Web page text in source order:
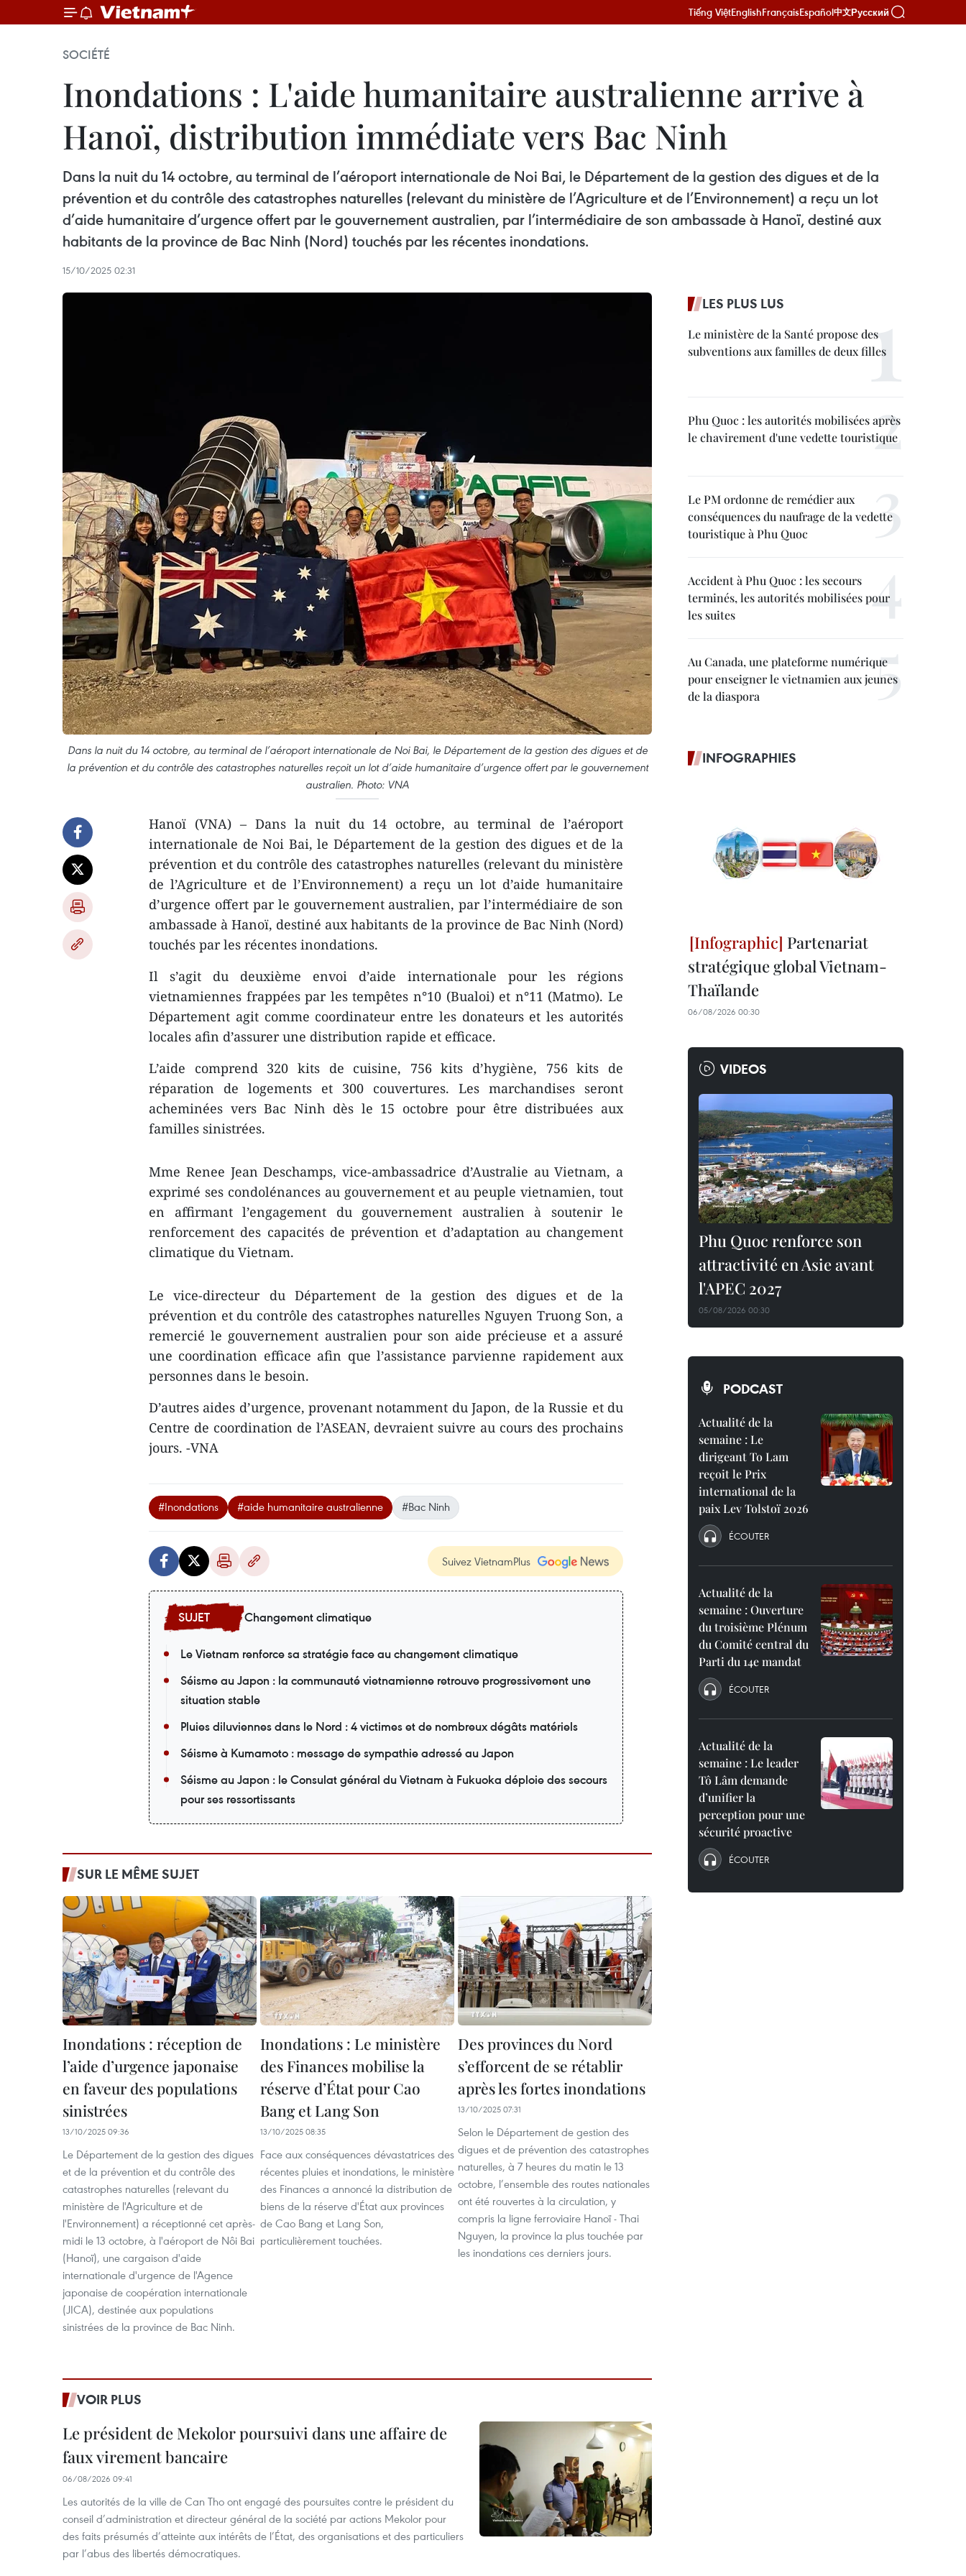
Tiếng ViệtEnglishFrançaisEspañol中文Русский
SOCIÉTÉ
Inondations : L'aide humanitaire australienne arrive à
Hanoï, distribution immédiate vers Bac Ninh
Dans la nuit du 14 octobre, au terminal de l’aéroport internationale de Noi Bai, le Département de la gestion des digues et de la
prévention et du contrôle des catastrophes naturelles (relevant du ministère de l’Agriculture et de l’Environnement) a reçu un lot
d’aide humanitaire d’urgence offert par le gouvernement australien, par l’intermédiaire de son ambassade à Hanoï, destiné aux
habitants de la province de Bac Ninh (Nord) touchés par les récentes inondations.
15/10/2025 02:31
Dans la nuit du 14 octobre, au terminal de l’aéroport internationale de Noi Bai, le Département de la gestion des digues et de
la prévention et du contrôle des catastrophes naturelles reçoit un lot d’aide humanitaire d’urgence offert par le gouvernement
australien. Photo: VNA
Hanoï (VNA) – Dans la nuit du 14 octobre, au terminal de l’aéroport
internationale de Noi Bai, le Département de la gestion des digues et de la
prévention et du contrôle des catastrophes naturelles (relevant du ministère
de l’Agriculture et de l’Environnement) a reçu un lot d’aide humanitaire
d’urgence offert par le gouvernement australien, par l’intermédiaire de son
ambassade à Hanoï, destiné aux habitants de la province de Bac Ninh (Nord)
touchés par les récentes inondations.
Il s’agit du deuxième envoi d’aide internationale pour les régions
vietnamiennes frappées par les tempêtes n°10 (Bualoi) et n°11 (Matmo). Le
Département agit comme coordinateur entre les donateurs et les autorités
locales afin d’assurer une distribution rapide et efficace.
L’aide comprend 320 kits de cuisine, 756 kits d’hygiène, 756 kits de
réparation de logements et 300 couvertures. Les marchandises seront
acheminées vers Bac Ninh dès le 15 octobre pour être distribuées aux
familles sinistrées.
Mme Renee Jean Deschamps, vice-ambassadrice d’Australie au Vietnam, a
exprimé ses condolénances au gouvernement et au peuple vietnamien, tout
en affirmant l’engagement du gouvernement australien à soutenir le
renforcement des capacités de prévention et d’adaptation au changement
climatique du Vietnam.
Le vice-directeur du Département de la gestion des digues et de la
prévention et du contrôle des catastrophes naturelles Nguyen Truong Son, a
remercié le gouvernement australien pour son aide précieuse et a assuré
une coordination efficace afin que l’assistance parvienne rapidement aux
personnes dans le besoin.
D’autres aides d’urgence, provenant notamment du Japon, de la Russie et du
Centre de coordination de l’ASEAN, devraient suivre au cours des prochains
jours. -VNA
#Inondations #aide humanitaire australienne #Bac Ninh
Suivez VietnamPlus
Changement climatique
Le Vietnam renforce sa stratégie face au changement climatique
Séisme au Japon : la communauté vietnamienne retrouve progressivement une
situation stable
Pluies diluviennes dans le Nord : 4 victimes et de nombreux dégâts matériels
Séisme à Kumamoto : message de sympathie adressé au Japon
Séisme au Japon : le Consulat général du Vietnam à Fukuoka déploie des secours
pour ses ressortissants
SUR LE MÊME SUJET
Inondations : réception de
l’aide d’urgence japonaise
en faveur des populations
sinistrées
13/10/2025 09:36
Le Département de la gestion des digues
et de la prévention et du contrôle des
catastrophes naturelles (relevant du
ministère de l'Agriculture et de
l'Environnement) a réceptionné cet après-
midi le 13 octobre, à l'aéroport de Nôi Bai
(Hanoï), une cargaison d'aide
internationale d'urgence de l'Agence
japonaise de coopération internationale
(JICA), destinée aux populations
sinistrées de la province de Bac Ninh.
Inondations : Le ministère
des Finances mobilise la
réserve d’État pour Cao
Bang et Lang Son
13/10/2025 08:35
Face aux conséquences dévastatrices des
récentes pluies et inondations, le ministère
des Finances a annoncé la distribution de
biens de la réserve d'État aux provinces
de Cao Bang et Lang Son,
particulièrement touchées.
Des provinces du Nord
s’efforcent de se rétablir
après les fortes inondations
13/10/2025 07:31
Selon le Département de gestion des
digues et de prévention des catastrophes
naturelles, à 7 heures du matin le 13
octobre, l’ensemble des routes nationales
ont été rouvertes à la circulation, y
compris la ligne ferroviaire Hanoï - Thai
Nguyen, la province la plus touchée par
les inondations ces derniers jours.
VOIR PLUS
Le président de Mekolor poursuivi dans une affaire de
faux virement bancaire
06/08/2026 09:41
Les autorités de la ville de Can Tho ont engagé des poursuites contre le président du
conseil d’administration et directeur général de la société par actions Mekolor pour
des faits présumés d’atteinte aux intérêts de l’État, des organisations et des particuliers
par l’abus des libertés démocratiques.
LES PLUS LUS
Le ministère de la Santé propose des
subventions aux familles de deux filles
Phu Quoc : les autorités mobilisées après
le chavirement d'une vedette touristique
Le PM ordonne de remédier aux
conséquences du naufrage de la vedette
touristique à Phu Quoc
Accident à Phu Quoc : les secours
terminés, les autorités mobilisées pour
les suites
Au Canada, une plateforme numérique
pour enseigner le vietnamien aux jeunes
de la diaspora
INFOGRAPHIES
Partenariat
stratégique global Vietnam-
Thaïlande
06/08/2026 00:30
VIDEOS
Phu Quoc renforce son
attractivité en Asie avant
l'APEC 2027
05/08/2026 00:30
PODCAST
Actualité de la
semaine : Le
dirigeant To Lam
reçoit le Prix
international de la
paix Lev Tolstoï 2026
ÉCOUTER
Actualité de la
semaine : Ouverture
du troisième Plénum
du Comité central du
Parti du 14e mandat
ÉCOUTER
Actualité de la
semaine : Le leader
Tô Lâm demande
d’unifier la
perception pour une
sécurité proactive
ÉCOUTER